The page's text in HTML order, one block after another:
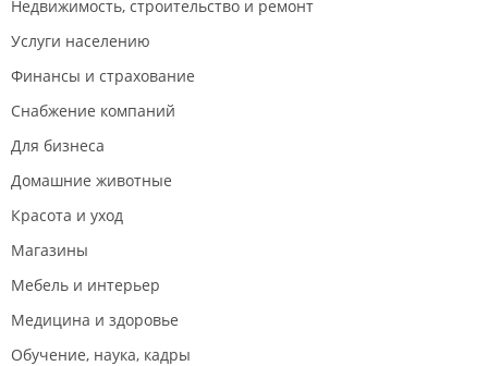
Недвижимость, строительство и ремонт
Услуги населению
Финансы и страхование
Снабжение компаний
Для бизнеса
Домашние животные
Красота и уход
Магазины
Мебель и интерьер
Медицина и здоровье
Обучение, наука, кадры